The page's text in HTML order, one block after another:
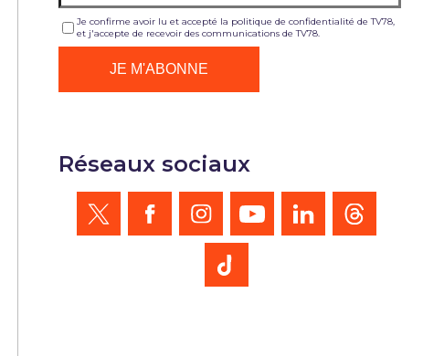
Je confirme avoir lu et accepté la politique de confidentialité de TV78,
et j'accepte de recevoir des communications de TV78.
Réseaux sociaux